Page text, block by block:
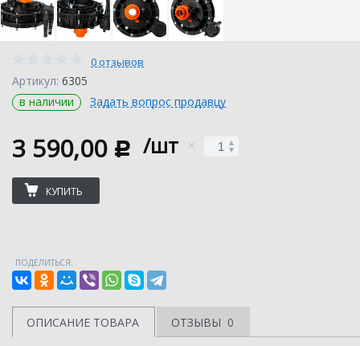
0 отзывов
Артикул: 6305
в наличии
Задать вопрос продавцу
3 590,00 c /шт
КУПИТЬ
ПОДЕЛИТЬСЯ:
ОПИСАНИЕ ТОВАРА ОТЗЫВЫ 0